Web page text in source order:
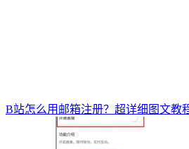
B站怎么用邮箱注册？超详细图文教